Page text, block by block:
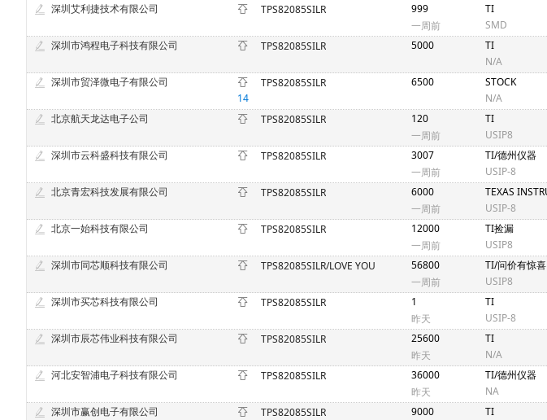
深圳艾利捷技术有限公司
TPS82085SILR
999
一周前
TI
SMD
深圳市鸿程电子科技有限公司 TPS82085SILR 5000
TI
N/A
深圳市贸泽微电子有限公司
14
TPS82085SILR 6500
STOCK
N/A
北京航天龙达电子公司 TPS82085SILR
120
一周前
TI
USIP8
深圳市云科盛科技有限公司 TPS82085SILR
3007
一周前
TI/德州仪器
USIP-8
北京青宏科技发展有限公司 TPS82085SILR
6000
一周前
USIP-8
北京一始科技有限公司 TPS82085SILR
12000
一周前
TI捡漏
USIP8
深圳市同芯顺科技有限公司 TPS82085SILR/LOVE YOU
56800
一周前
TI/问价有惊喜
USIP8
深圳市买芯科技有限公司 TPS82085SILR
1
昨天
TI
USIP-8
深圳市辰芯伟业科技有限公司 TPS82085SILR
25600
昨天
TI
N/A
河北安智浦电子科技有限公司 TPS82085SILR
36000
昨天
TI/德州仪器
NA
深圳市赢创电子有限公司
TPS82085SILR
9000
TI